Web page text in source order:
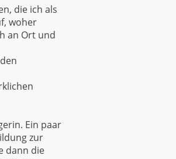
die ich als
woher
an Ort und
Ein paar
zur
dann die